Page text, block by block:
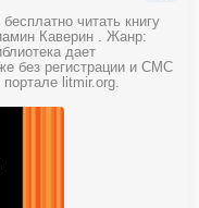
читать книгу
Каверин . Жанр:
дает
без регистрации и СМС
litmir.org.